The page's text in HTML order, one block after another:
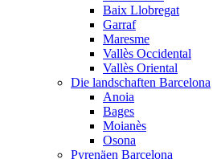
Baix Llobregat
Garraf
Maresme
Vallès Occidental
Vallès Oriental
Die landschaften Barcelona
Anoia
Bages
Moianès
Osona
Pyrenäen Barcelona